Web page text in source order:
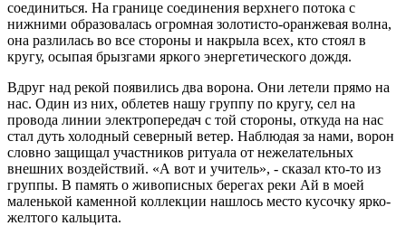
соединиться. На границе соединения верхнего потока с
нижними образовалась огромная золотисто-оранжевая волна,
она разлилась во все стороны и накрыла всех, кто стоял в
кругу, осыпая брызгами яркого энергетического дождя.
Вдруг над рекой появились два ворона. Они летели прямо на
нас. Один из них, облетев нашу группу по кругу, сел на
провода линии электропередач с той стороны, откуда на нас
стал дуть холодный северный ветер. Наблюдая за нами, ворон
словно защищал участников ритуала от нежелательных
внешних воздействий. «А вот и учитель», - сказал кто-то из
группы. В память о живописных берегах реки Ай в моей
маленькой каменной коллекции нашлось место кусочку ярко-
желтого кальцита.